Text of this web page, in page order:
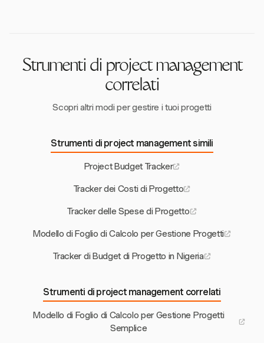
Strumenti di project management
correlati
Scopri altri modi per gestire i tuoi progetti
Strumenti di project management simili
Project Budget Tracker
Tracker dei Costi di Progetto
Tracker delle Spese di Progetto
Modello di Foglio di Calcolo per Gestione Progetti
Tracker di Budget di Progetto in Nigeria
Strumenti di project management correlati
Modello di Foglio di Calcolo per Gestione Progetti
Semplice